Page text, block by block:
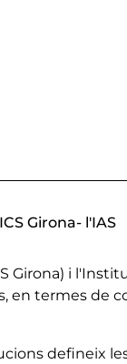
Girona- l'IAS
Girona) i
en termes de
defineix